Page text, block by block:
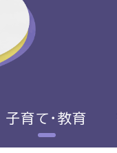
子育て・教育